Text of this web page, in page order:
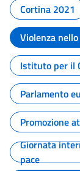
Cortina 2021
Violenza
Istituto per il
Parlamento
Promozione
Giornata
pace